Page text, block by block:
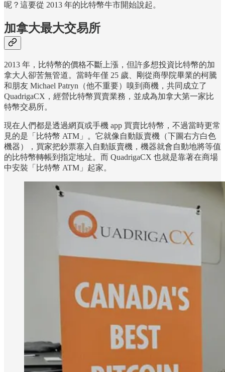
呢？這要從 2013 年的比特幣牛市開始說起。
加拿大最大交易所
2013 年，比特幣的價格不斷上漲，但許多想投資比特幣的加
拿大人卻苦無管道。當時年僅 25 歲、剛從商學院畢業的柯騰
和朋友 Michael Patryn（他不重要）嗅到商機，共同成立了
QuadrigaCX，經營比特幣買賣業務，並成為加拿大第一家比
特幣交易所。
現在人們都是透過網頁或手機 app 買賣比特幣，不過當時更常
見的是「比特幣 ATM」。它就像自動販賣機（下圖右方白色
機器），買家把鈔票塞入自動販賣機，機器就會自動地將等值
的比特幣轉帳到指定地址。而 QuadrigaCX 也就是靠著在商場
中安裝「比特幣 ATM」起家。